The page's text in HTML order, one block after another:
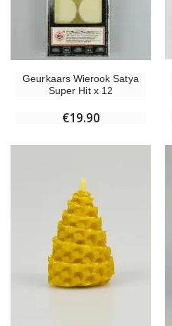
Geurkaars Wierook Satya
Super Hit x 12
€19.90